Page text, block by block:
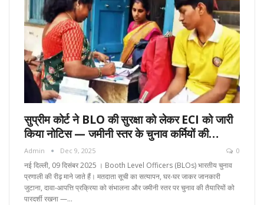
सुप्रीम कोर्ट ने BLO की सुरक्षा को लेकर ECI को जारी
किया नोटिस — जमीनी स्तर के चुनाव कर्मियों की…
Admin Dec 9, 2025 0
नई दिल्ली, 09 दिसंबर 2025 । Booth Level Officers (BLOs) भारतीय चुनाव
प्रणाली की रीढ़ माने जाते हैं। मतदाता सूची का सत्यापन, घर-घर जाकर जानकारी
जुटाना, दावा-आपत्ति प्रक्रिया को संभालना और जमीनी स्तर पर चुनाव की तैयारियों को
पारदर्शी रखना —…